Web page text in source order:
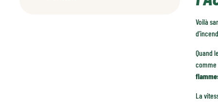
Voilà
Quand
comme
La